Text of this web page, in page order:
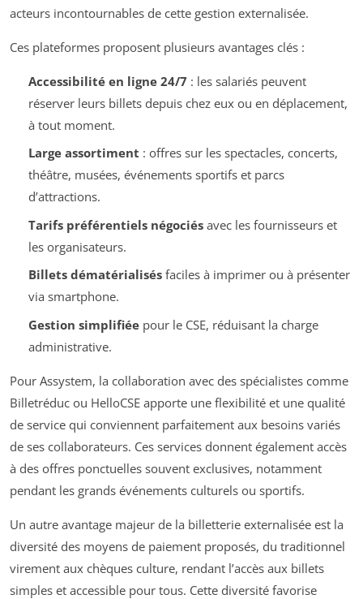
acteurs incontournables de cette gestion externalisée.
Ces plateformes proposent plusieurs avantages clés :
Accessibilité en ligne 24/7 : les salariés peuvent
réserver leurs billets depuis chez eux ou en déplacement,
à tout moment.
Large assortiment : offres sur les spectacles, concerts,
théâtre, musées, événements sportifs et parcs
d’attractions.
Tarifs préférentiels négociésavec les fournisseurs et
les organisateurs.
Billets dématérialisésfaciles à imprimer ou à présenter
via smartphone.
Gestion simplifiéepour le CSE, réduisant la charge
administrative.
Pour Assystem, la collaboration avec des spécialistes comme
Billetréduc ou HelloCSE apporte une flexibilité et une qualité
de service qui conviennent parfaitement aux besoins variés
de ses collaborateurs. Ces services donnent également accès
à des offres ponctuelles souvent exclusives, notamment
pendant les grands événements culturels ou sportifs.
Un autre avantage majeur de la billetterie externalisée est la
diversité des moyens de paiement proposés, du traditionnel
virement aux chèques culture, rendant l’accès aux billets
simples et accessible pour tous. Cette diversité favorise